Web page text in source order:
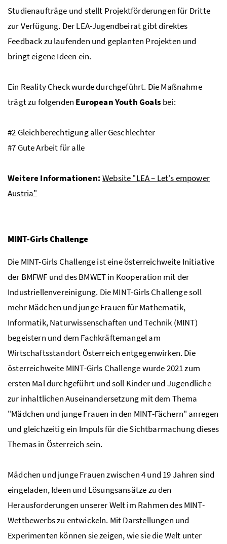
Studienaufträge und stellt Projektförderungen für Dritte
zur Verfügung. DerLEA-Jugendbeirat gibt direktes
Feedback zu laufenden und geplanten Projekten und
bringt eigene Ideen ein.
Ein Reality Checkwurde durchgeführt. Die Maßnahme
trägt zu folgenden European Youth Goals bei:
#2 Gleichberechtigung aller Geschlechter
#7 Gute Arbeit für alle
Weitere Informationen:Website "LEA – Let's empower
Austria"
MINT-Girls Challenge
Die MINT-Girls Challenge ist eine österreichweite Initiative
der BMFWF und desBMWETin Kooperation mit der
Industriellenvereinigung. DieMINT-Girls Challengesoll
mehr Mädchen und junge Frauen für Mathematik,
Informatik, Naturwissenschaften und Technik (MINT)
begeistern und dem Fachkräftemangel am
Wirtschaftsstandort Österreich entgegenwirken. Die
österreichweite MINT-Girls Challengewurde 2021 zum
ersten Mal durchgeführt und soll Kinder und Jugendliche
zur inhaltlichen Auseinandersetzung mit dem Thema
"Mädchen und junge Frauen in den MINT-Fächern" anregen
und gleichzeitig ein Impuls für die Sichtbarmachung dieses
Themas in Österreich sein.
Mädchen und junge Frauen zwischen 4 und 19 Jahren sind
eingeladen, Ideen und Lösungsansätze zu den
Herausforderungen unserer Welt im Rahmen desMINT-
Wettbewerbs zu entwickeln. Mit Darstellungen und
Experimenten können sie zeigen, wie sie die Welt unter